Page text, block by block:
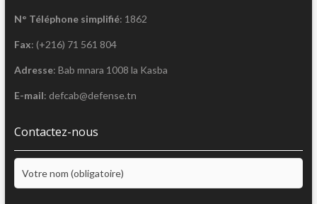
N° Téléphone simplifié: 1862
Fax: (+216) 71 561 804
Adresse: Bab mnara 1008 la Kasba
E-mail: defcab@defense.tn
Contactez-nous